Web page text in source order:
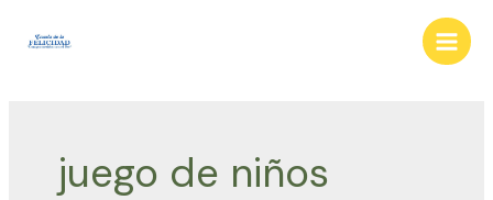
Main
juego de niños